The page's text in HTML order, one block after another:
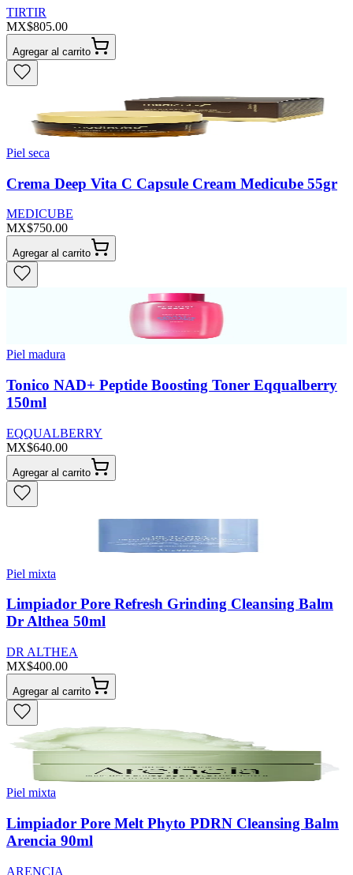
TIRTIR
MX$805.00
Agregar al carrito
Piel seca
Crema Deep Vita C Capsule Cream Medicube 55gr
MEDICUBE
MX$750.00
Agregar al carrito
Piel madura
Tonico NAD+ Peptide Boosting Toner Eqqualberry
150ml
EQQUALBERRY
MX$640.00
Agregar al carrito
Piel mixta
Limpiador Pore Refresh Grinding Cleansing Balm
Dr Althea 50ml
DR ALTHEA
MX$400.00
Agregar al carrito
Piel mixta
Limpiador Pore Melt Phyto PDRN Cleansing Balm
Arencia 90ml
ARENCIA